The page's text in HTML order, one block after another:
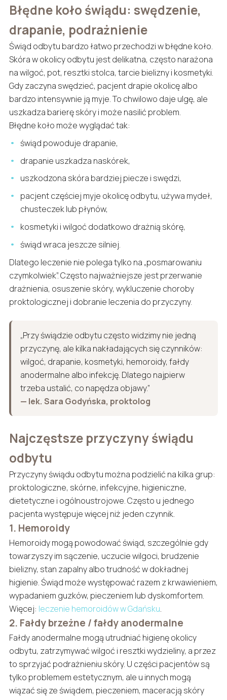
Błędne koło świądu: swędzenie,
drapanie, podrażnienie
Świąd odbytu bardzo łatwo przechodzi w błędne koło.
Skóra w okolicy odbytu jest delikatna, często narażona
na wilgoć, pot, resztki stolca, tarcie bielizny i kosmetyki.
Gdy zaczyna swędzieć, pacjent drapie okolicę albo
bardzo intensywnie ją myje. To chwilowo daje ulgę, ale
uszkadza barierę skóry i może nasilić problem.
Błędne koło może wyglądać tak:
świąd powoduje drapanie,
drapanie uszkadza naskórek,
uszkodzona skóra bardziej piecze i swędzi,
pacjent częściej myje okolicę odbytu, używa mydeł,
chusteczek lub płynów,
kosmetyki i wilgoć dodatkowo drażnią skórę,
świąd wraca jeszcze silniej.
Dlatego leczenie nie polega tylko na „posmarowaniu
czymkolwiek”. Często najważniejsze jest przerwanie
drażnienia, osuszenie skóry, wykluczenie choroby
proktologicznej i dobranie leczenia do przyczyny.
„Przy świądzie odbytu często widzimy nie jedną
przyczynę, ale kilka nakładających się czynników:
wilgoć, drapanie, kosmetyki, hemoroidy, fałdy
anodermalne albo infekcję. Dlatego najpierw
trzeba ustalić, co napędza objawy.”
— lek. Sara Godyńska, proktolog
Najczęstsze przyczyny świądu
odbytu
Przyczyny świądu odbytu można podzielić na kilka grup:
proktologiczne, skórne, infekcyjne, higieniczne,
dietetyczne i ogólnoustrojowe. Często u jednego
pacjenta występuje więcej niż jeden czynnik.
1. Hemoroidy
Hemoroidy mogą powodować świąd, szczególnie gdy
towarzyszy im sączenie, uczucie wilgoci, brudzenie
bielizny, stan zapalny albo trudność w dokładnej
higienie. Świąd może występować razem z krwawieniem,
wypadaniem guzków, pieczeniem lub dyskomfortem.
Więcej: leczenie hemoroidów w Gdańsku.
2. Fałdy brzeżne / fałdy anodermalne
Fałdy anodermalne mogą utrudniać higienę okolicy
odbytu, zatrzymywać wilgoć i resztki wydzieliny, a przez
to sprzyjać podrażnieniu skóry. U części pacjentów są
tylko problemem estetycznym, ale u innych mogą
wiązać się ze świądem, pieczeniem, maceracją skóry